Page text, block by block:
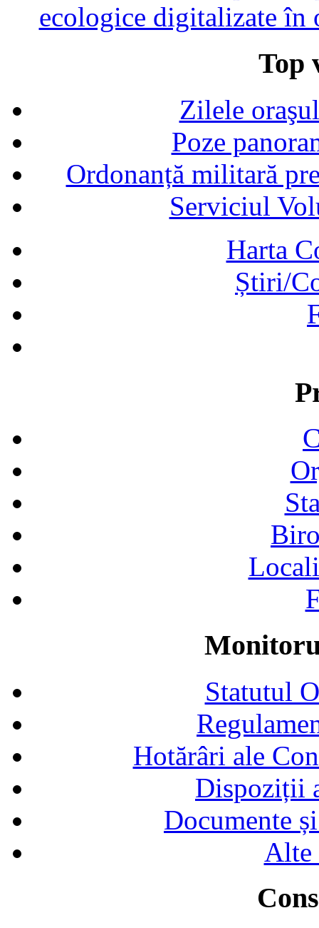
ecologice digitalizate în
Top
Zilele
Poze
Ordonanță militară
Serviciul
Harta
Știri/
Statutul
Hotărâri ale
Dispoziții
Documente
Alte